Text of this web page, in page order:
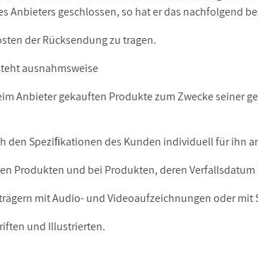
Anbieters geschlossen, so hat er das nachfolgend
der Rücksendung zu tragen.
ausnahmsweise
Anbieter gekauften Produkte zum Zwecke seiner
den Speziﬁkationen des Kunden individuell für
Produkten und bei Produkten, deren
mit Audio- und Videoaufzeichnungen oder
und Illustrierten.